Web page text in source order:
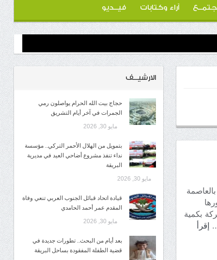
آراء وكتابات فيــديو
بكمية
إقرأ
الارشيــف
حجاج بيت الله الحرام يواصلون رمي
الجمرات في آخر أيام التشريق
مايو 30, 2026
بتمويل من الهلال الأحمر التركي.. مؤسسة
نداء تنفذ مشروع أضاحي العيد في مديرية
البريقة
مايو 30, 2026
قيادة اتحاد قبائل الجنوب العربي تنعي وفاة
المقدم عمر أحمد الحامدي
مايو 30, 2026
بعد أيام من البحث.. تطورات جديدة في
قضية الطفلة المفقودة بساحل البريقة